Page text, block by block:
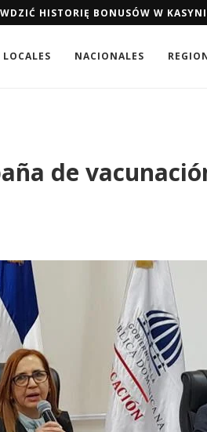
HISTORIĘ BONUSÓW W
LOCALES NACIONALES
de